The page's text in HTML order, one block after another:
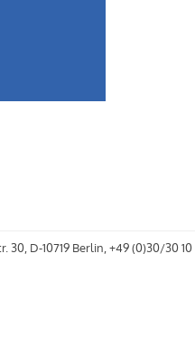
30, D-10719 Berlin, +49 (0)30/30